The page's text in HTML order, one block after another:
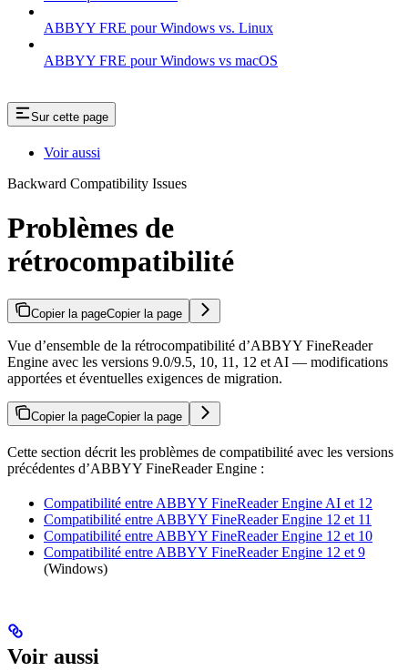
ABBYY FRE pour Windows vs. Linux
ABBYY FRE pour Windows vs macOS
Sur cette page
Voir aussi
Backward Compatibility Issues
Problèmes de
rétrocompatibilité
Copier la pageCopier la page
Vue d’ensemble de la rétrocompatibilité d’ABBYY FineReader
Engine avec les versions 9.0/9.5, 10, 11, 12 et AI — modifications
apportées et éventuelles exigences de migration.
Copier la pageCopier la page
Cette section décrit les problèmes de compatibilité avec les versions
précédentes d’ABBYY FineReader Engine :
Compatibilité entre ABBYY FineReader Engine AI et 12
Compatibilité entre ABBYY FineReader Engine 12 et 11
Compatibilité entre ABBYY FineReader Engine 12 et 10
Compatibilité entre ABBYY FineReader Engine 12 et 9
(Windows)
Voir aussi